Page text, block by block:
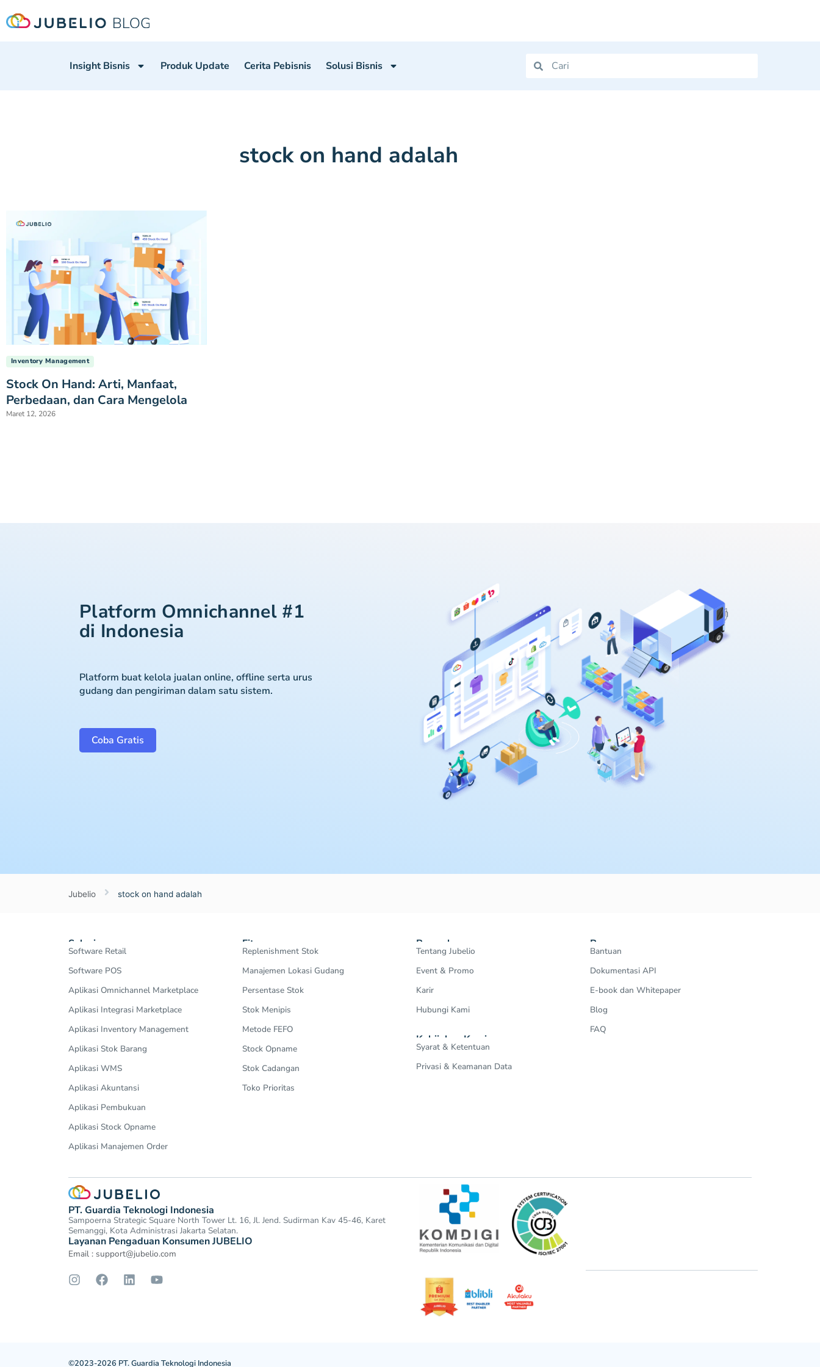
Insight Bisnis Produk Update Cerita Pebisnis Solusi Bisnis
stock on hand adalah
Inventory Management
Stock On Hand: Arti, Manfaat,
Perbedaan, dan Cara Mengelola
Maret 12, 2026
Platform Omnichannel #1
di Indonesia
Platform buat kelola jualan online, offline serta urus
gudang dan pengiriman dalam satu sistem.
Coba Gratis
Jubelio stock on hand adalah
Solusi
Software Retail
Software POS
Aplikasi Omnichannel Marketplace
Aplikasi Integrasi Marketplace
Aplikasi Inventory Management
Aplikasi Stok Barang
Aplikasi WMS
Aplikasi Akuntansi
Aplikasi Pembukuan
Aplikasi Stock Opname
Aplikasi Manajemen Order
Fitur
Replenishment Stok
Manajemen Lokasi Gudang
Persentase Stok
Stok Menipis
Metode FEFO
Stock Opname
Stok Cadangan
Toko Prioritas
Perusahaan
Tentang Jubelio
Event & Promo
Karir
Hubungi Kami
Kebijakan Kami
Syarat & Ketentuan
Privasi & Keamanan Data
Resources
Bantuan
Dokumentasi API
E-book dan Whitepaper
Blog
FAQ
PT. Guardia Teknologi Indonesia
Sampoerna Strategic Square North Tower Lt. 16, Jl. Jend. Sudirman Kav 45-46, Karet
Semanggi, Kota Administrasi Jakarta Selatan.
Layanan Pengaduan Konsumen JUBELIO
Email : support@jubelio.com
©2023-2026 PT. Guardia Teknologi Indonesia